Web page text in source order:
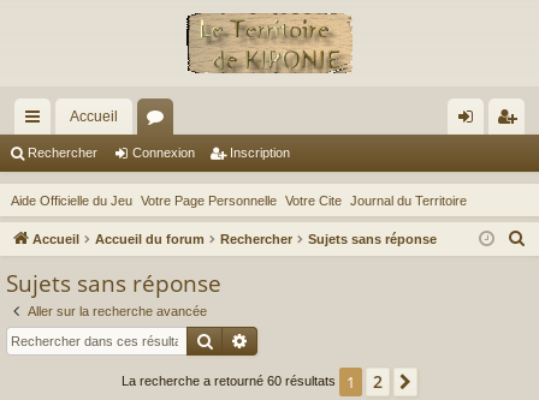
ac
co
ur
ci
s
Accueil
or
u
m
s
ne
xi
on
cri
pti
on
Rechercher Connexion Inscription
Aide Officielle du Jeu Votre Page Personnelle Votre Cite Journal du Territoire
Accueil Accueil du forum Rechercher Sujets sans réponse
Sujets sans réponse
Aller sur la recherche avancée
Rechercher
La recherche a retourné 60 résultats 1 2